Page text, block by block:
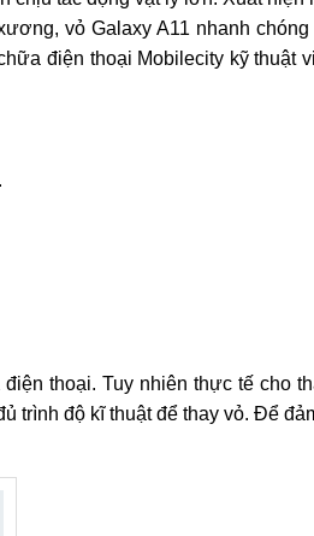
uy tín, giá rẻ, chất lượng tốt nhất
Dịch vụ Thay xương, vỏ Galaxy
kỹ thuật tay nghề của kỹ
cấp dịch vụ thay vỏ samsung
chịu tác động vật lý lớn. Xuất hiện
vỏ Galaxy A11 nhanh
điện thoại Mobilecity kỹ thuật